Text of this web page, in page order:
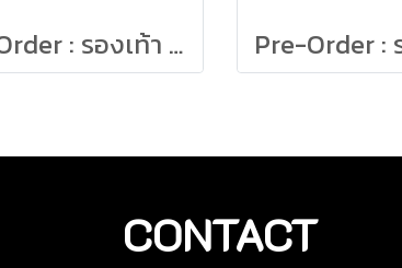
Pre-Order : รองเท้า New Balance M1906R L Size 23-29cm
CONTACT